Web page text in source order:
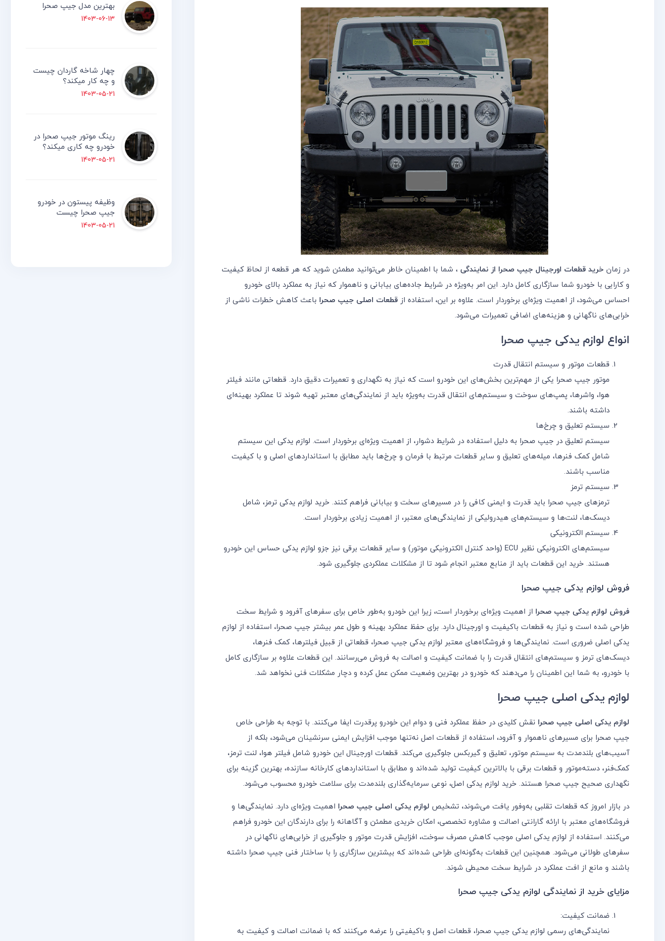
در زمان خرید قطعات اورجینال جیپ صحرا از نمایندگی ، شما با اطمینان خاطر می‌توانید مطمئن شوید که هر قطعه از لحاظ کیفیت
و کارایی با خودرو شما سازگاری کامل دارد. این امر به‌ویژه در شرایط جاده‌های بیابانی و ناهموار که نیاز به عملکرد بالای خودرو
احساس می‌شود، از اهمیت ویژه‌ای برخوردار است. علاوه بر این، استفاده از قطعات اصلی جیپ صحرا باعث کاهش خطرات ناشی از
خرابی‌های ناگهانی و هزینه‌های اضافی تعمیرات می‌شود.
انواع لوازم یدکی جیپ صحرا
قطعات موتور و سیستم انتقال قدرت
موتور جیپ صحرا یکی از مهم‌ترین بخش‌های این خودرو است که نیاز به نگهداری و تعمیرات دقیق دارد. قطعاتی مانند فیلتر
هوا، واشرها، پمپ‌های سوخت و سیستم‌های انتقال قدرت به‌ویژه باید از نمایندگی‌های معتبر تهیه شوند تا عملکرد بهینه‌ای
داشته باشند.
سیستم تعلیق و چرخ‌ها
سیستم تعلیق در جیپ صحرا به دلیل استفاده در شرایط دشوار، از اهمیت ویژه‌ای برخوردار است. لوازم یدکی این سیستم
شامل کمک فنرها، میله‌های تعلیق و سایر قطعات مرتبط با فرمان و چرخ‌ها باید مطابق با استانداردهای اصلی و با کیفیت
مناسب باشند.
سیستم ترمز
ترمزهای جیپ صحرا باید قدرت و ایمنی کافی را در مسیرهای سخت و بیابانی فراهم کنند. خرید لوازم یدکی ترمز، شامل
دیسک‌ها، لنت‌ها و سیستم‌های هیدرولیکی از نمایندگی‌های معتبر، از اهمیت زیادی برخوردار است.
سیستم الکترونیکی
سیستم‌های الکترونیکی نظیر ECU (واحد کنترل الکترونیکی موتور) و سایر قطعات برقی نیز جزو لوازم یدکی حساس این خودرو
هستند. خرید این قطعات باید از منابع معتبر انجام شود تا از مشکلات عملکردی جلوگیری شود.
فروش لوازم یدکی جیپ صحرا
فروش لوازم یدکی جیپ صحرا از اهمیت ویژه‌ای برخوردار است، زیرا این خودرو به‌طور خاص برای سفرهای آفرود و شرایط سخت
طراحی شده است و نیاز به قطعات باکیفیت و اورجینال دارد. برای حفظ عملکرد بهینه و طول عمر بیشتر جیپ صحرا، استفاده از لوازم
یدکی اصلی ضروری است. نمایندگی‌ها و فروشگاه‌های معتبر لوازم یدکی جیپ صحرا، قطعاتی از قبیل فیلترها، کمک فنرها،
دیسک‌های ترمز و سیستم‌های انتقال قدرت را با ضمانت کیفیت و اصالت به فروش می‌رسانند. این قطعات علاوه بر سازگاری کامل
با خودرو، به شما این اطمینان را می‌دهند که خودرو در بهترین وضعیت ممکن عمل کرده و دچار مشکلات فنی نخواهد شد.
لوازم یدکی اصلی جیپ صحرا
لوازم یدکی اصلی جیپ صحرا نقش کلیدی در حفظ عملکرد فنی و دوام این خودرو پرقدرت ایفا می‌کنند. با توجه به طراحی خاص
جیپ صحرا برای مسیرهای ناهموار و آفرود، استفاده از قطعات اصل نه‌تنها موجب افزایش ایمنی سرنشینان می‌شود، بلکه از
آسیب‌های بلندمدت به سیستم موتور، تعلیق و گیربکس جلوگیری می‌کند. قطعات اورجینال این خودرو شامل فیلتر هوا، لنت ترمز،
کمک‌فنر، دسته‌موتور و قطعات برقی با بالاترین کیفیت تولید شده‌اند و مطابق با استانداردهای کارخانه سازنده، بهترین گزینه برای
نگهداری صحیح جیپ صحرا هستند. خرید لوازم یدکی اصل، نوعی سرمایه‌گذاری بلندمدت برای سلامت خودرو محسوب می‌شود.
در بازار امروز که قطعات تقلبی به‌وفور یافت می‌شوند، تشخیص لوازم یدکی اصلی جیپ صحرا اهمیت ویژه‌ای دارد. نمایندگی‌ها و
فروشگاه‌های معتبر با ارائه گارانتی اصالت و مشاوره تخصصی، امکان خریدی مطمئن و آگاهانه را برای دارندگان این خودرو فراهم
می‌کنند. استفاده از لوازم یدکی اصلی موجب کاهش مصرف سوخت، افزایش قدرت موتور و جلوگیری از خرابی‌های ناگهانی در
سفرهای طولانی می‌شود. همچنین این قطعات به‌گونه‌ای طراحی شده‌اند که بیشترین سازگاری را با ساختار فنی جیپ صحرا داشته
باشند و مانع از افت عملکرد در شرایط سخت محیطی شوند.
مزایای خرید از نمایندگی لوازم یدکی جیپ صحرا
ضمانت کیفیت:
نمایندگی‌های رسمی لوازم یدکی جیپ صحرا، قطعات اصل و باکیفیتی را عرضه می‌کنند که با ضمانت اصالت و کیفیت به
بهترین مدل جیپ صحرا
1403-06-13
چهار شاخه گاردان چیست
و چه کار میکند؟
1403-05-21
رینگ موتور جیپ صحرا در
خودرو چه کاری میکند؟
1403-05-21
وظیفه پیستون در خودرو
جیپ صحرا چیست
1403-05-21